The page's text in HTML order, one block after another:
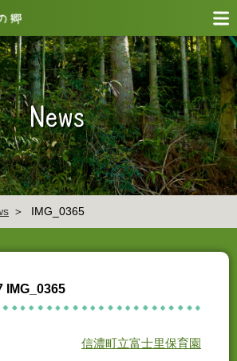
IMG_0365
IMG_0365
信濃町立富士里保育園